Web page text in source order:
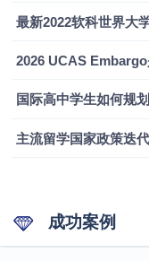
最新2022软科世界大
主流留学国家政策迭
成功案例